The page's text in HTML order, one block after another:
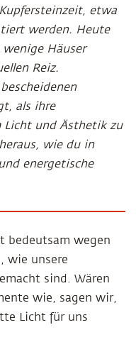
etwa
werden. Heute
Häuser
Reiz.
als ihre
Licht und Ästhetik zu
wie du in
energetische
bedeutsam wegen
wie unsere
sind. Wären
wie, sagen wir,
Licht für uns